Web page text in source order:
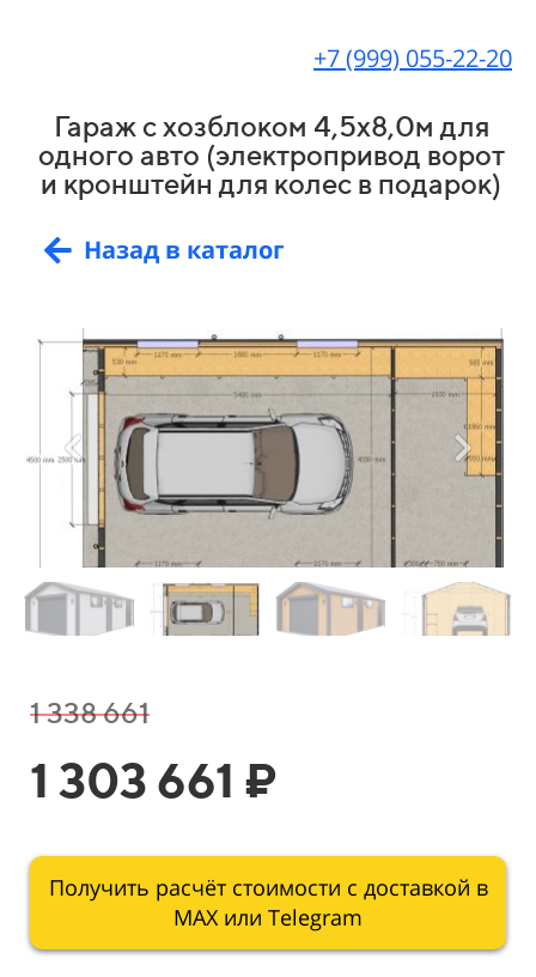
+7 (999) 055-22-20
Гараж с хозблоком 4,5х8,0м для
одного авто (электропривод ворот
и кронштейн для колес в подарок)
Назад в каталог
1 338 661
1 303 661 ₽
Получить расчёт стоимости с доставкой в
МАХ или Telegram